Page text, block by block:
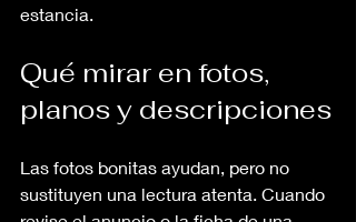
estancia.
Qué mirar en fotos,
planos y descripciones
Las fotos bonitas ayudan, pero no
sustituyen una lectura atenta. Cuando